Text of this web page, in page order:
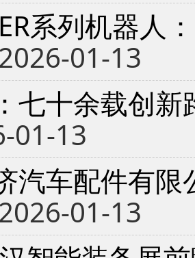
系列机器人
2026-01-13
七十余载创
01-13
汽车配件有
2026-01-13